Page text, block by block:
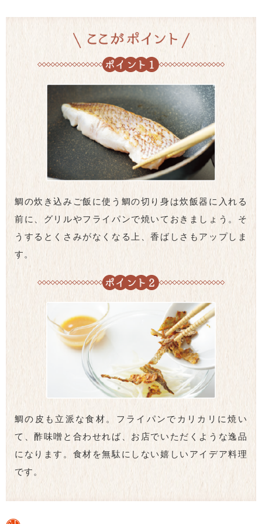
鯛の炊き込みご飯に使う鯛の切り身は炊飯器に入れる
前に、グリルやフライパンで焼いておきましょう。そ
うするとくさみがなくなる上、香ばしさもアップしま
す。
鯛の皮も立派な食材。フライパンでカリカリに焼い
て、酢味噌と合わせれば、お店でいただくような逸品
になります。食材を無駄にしない嬉しいアイデア料理
です。